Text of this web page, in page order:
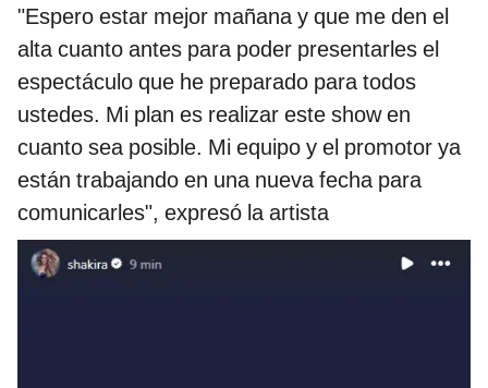
"Espero estar mejor mañana y que me den el
alta cuanto antes para poder presentarles el
espectáculo que he preparado para todos
ustedes. Mi plan es realizar este show en
cuanto sea posible. Mi equipo y el promotor ya
están trabajando en una nueva fecha para
comunicarles", expresó la artista